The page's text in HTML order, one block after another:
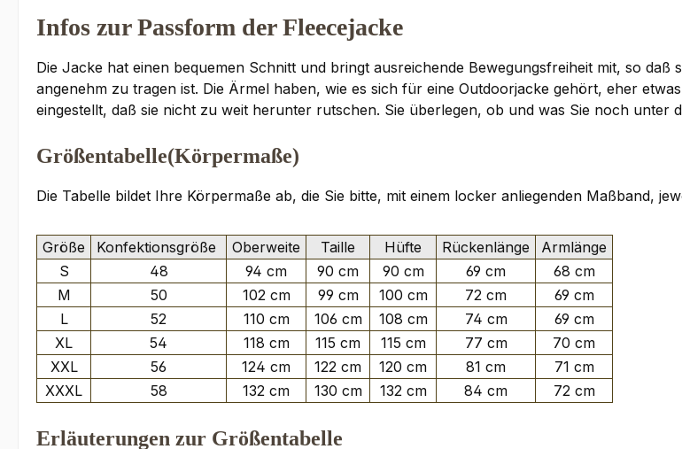
Infos zur Passform der Fleecejacke
Die Jacke hat einen bequemen Schnitt und bringt ausreichende Bewegungsfreiheit mit, so
angenehm zu tragen ist. Die Ärmel haben, wie es sich für eine Outdoorjacke gehört, eher
eingestellt, daß sie nicht zu weit herunter rutschen. Sie überlegen, ob und was Sie noch
Größentabelle(Körpermaße)
Die Tabelle bildet Ihre Körpermaße ab, die Sie bitte, mit einem locker anliegenden Maßband,
Größe Konfektionsgröße Oberweite Taille Hüfte Rückenlänge
Armlänge
S
48 94 cm 90 cm 90 cm 69 cm
68 cm
M
50 102 cm 99 cm 100 cm 72 cm
69 cm
L
52 110 cm 106 cm 108 cm 74 cm
69 cm
XL
54 118 cm 115 cm 115 cm 77 cm
70 cm
XXL
56 124 cm 122 cm 120 cm 81 cm
71 cm
XXXL
58 132 cm 130 cm 132 cm 84 cm 72 cm
Erläuterungen zur Größentabelle